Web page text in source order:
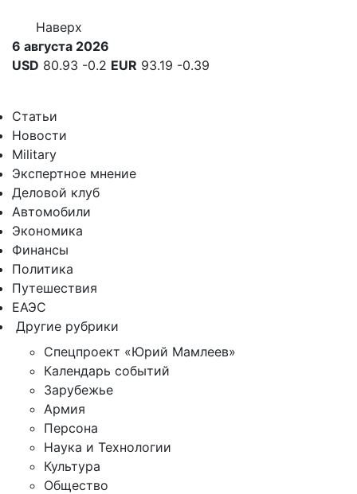
Наверх
6 августа 2026
USD 80.93 -0.2 EUR 93.19 -0.39
Статьи
Новости
Military
Экспертное мнение
Деловой клуб
Автомобили
Экономика
Финансы
Политика
Путешествия
ЕАЭС
Другие рубрики
Спецпроект «Юрий Мамлеев»
Календарь событий
Зарубежье
Армия
Персона
Наука и Технологии
Культура
Общество